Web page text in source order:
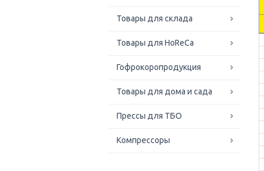
Товары для склада
Товары для HoReCa
Гофрокоропродукция
Товары для дома и сада
Прессы для ТБО
Компрессоры